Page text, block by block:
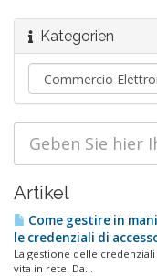
Kategorien
Artikel
Come gestire in
le credenziali di
La gestione delle
vita in rete. Da...